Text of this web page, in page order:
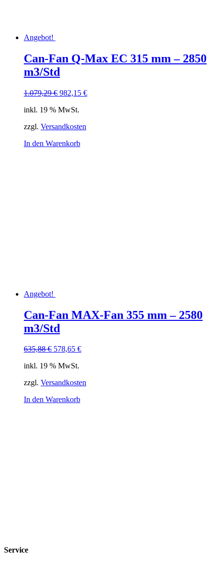
Angebot!
Can-Fan Q-Max EC 315 mm – 2850
m3/Std
1.079,29€ Ursprünglicher
war:
982,15 €Aktueller
inkl. 19 % MwSt.
zzgl. Versandkosten
In den Warenkorb
Angebot!
Can-Fan MAX-Fan 355 mm – 2580
m3/Std
635,88€ Ursprünglicher
war:
578,65 €Aktueller
inkl. 19 % MwSt.
zzgl. Versandkosten
In den Warenkorb
Service